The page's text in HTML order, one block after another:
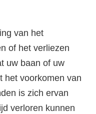
van het
of het verliezen
uw baan of uw
het voorkomen van
is zich ervan
verloren kunnen